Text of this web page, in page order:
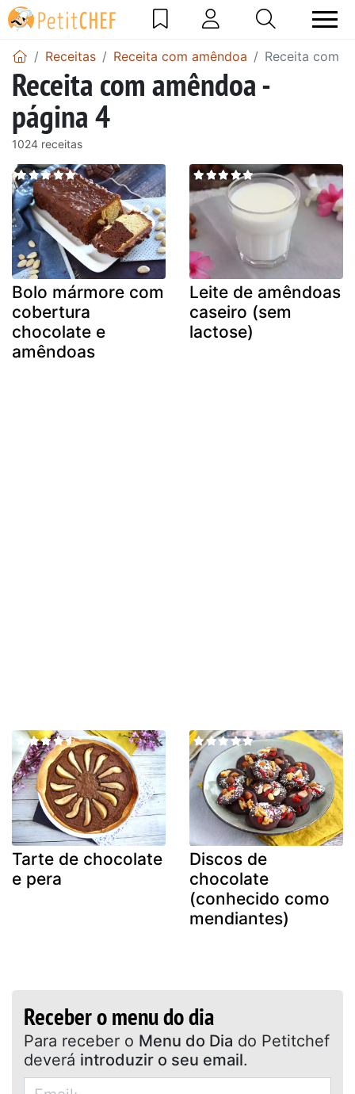
Receitas Receita com amêndoa Receita com
Receita com amêndoa -
página 4
1024 receitas
Bolo mármore com
cobertura
chocolate e
amêndoas
Leite de amêndoas
caseiro (sem
lactose)
Tarte de chocolate
e pera
Discos de
chocolate
(conhecido como
mendiantes)
Receber o menu do dia
Para receber o Menu do Dia do Petitchef
deverá introduzir o seu email.